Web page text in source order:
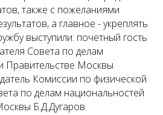
также с пожеланиями
а главное - укреплять
выступили: почетный гость
Совета по делам
Правительстве Москвы
Комиссии по физической
по делам национальностей
Б.Д.Дугаров.